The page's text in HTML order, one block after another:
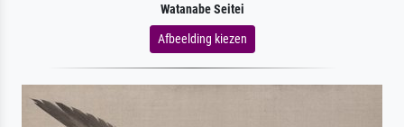
Watanabe Seitei
Afbeelding kiezen